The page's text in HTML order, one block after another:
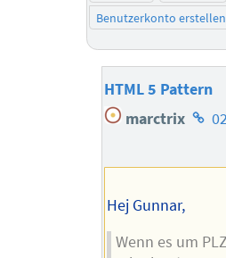
Benutzerkonto erstellen
HTML 5 Pattern
marctrix
Hej Gunnar,
Wenn es um